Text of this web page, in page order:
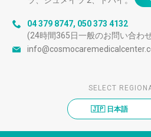
04 379 8747, 050 373 4132
(24時間365日一般のお問い合わ
SELECT
🇯🇵 日本語